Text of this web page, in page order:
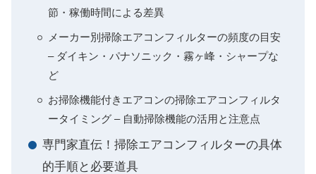
節・稼働時間による差異
メーカー別掃除エアコンフィルターの頻度の目安
– ダイキン・パナソニック・霧ヶ峰・シャープな
ど
お掃除機能付きエアコンの掃除エアコンフィルタ
ータイミング – 自動掃除機能の活用と注意点
専門家直伝！掃除エアコンフィルターの具体
的手順と必要道具